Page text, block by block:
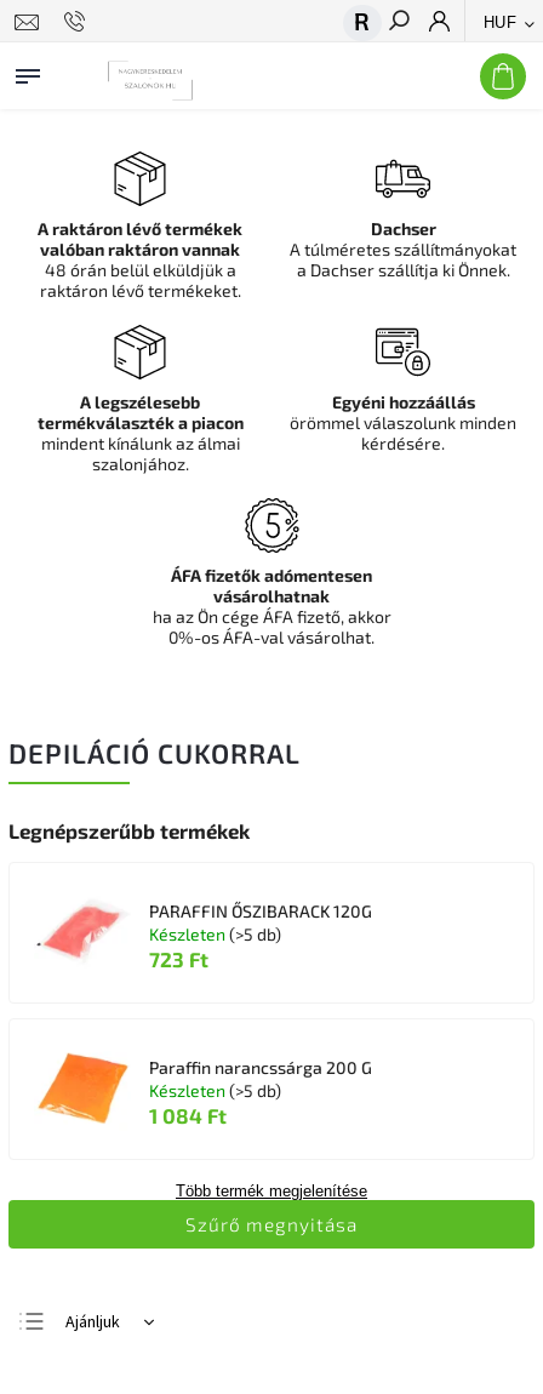
HUF
Keresés
DEPILÁCIÓ CUKORRAL
Legnépszerűbb termékek
PARAFFIN ŐSZIBARACK 120G
Készleten (>5 db)
723 Ft
Paraffin narancssárga 200 G
Készleten (>5 db)
1 084 Ft
Több termék megjelenítése
Ajánljuk
Szűrő megnyitása
A raktáron lévő termékek
valóban raktáron vannak
48 órán belül elküldjük a
raktáron lévő termékeket.
Dachser
A túlméretes szállítmányokat
a Dachser szállítja ki Önnek.
A legszélesebb
termékválaszték a piacon
mindent kínálunk az álmai
szalonjához.
Egyéni hozzáállás
örömmel válaszolunk minden
kérdésére.
ÁFA fizetők adómentesen
vásárolhatnak
ha az Ön cége ÁFA fizető, akkor
0%-os ÁFA-val vásárolhat.